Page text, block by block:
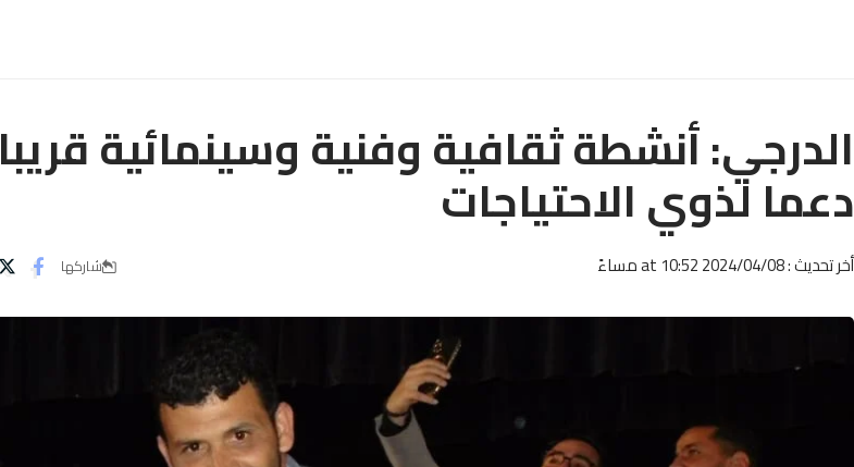
الدرجي: أنشطة ثقافية وفنية وسينمائية قريبا
دعما لذوي الاحتياجات
أخر تحديث : 2024/04/08 at 10:52 مساءً شاركها